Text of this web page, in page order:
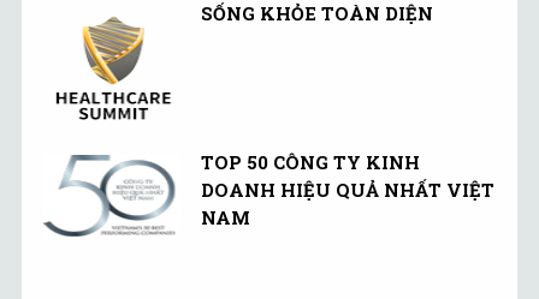
SỐNG KHỎE TOÀN DIỆN
TOP 50 CÔNG TY KINH
DOANH HIỆU QUẢ NHẤT VIỆT
NAM